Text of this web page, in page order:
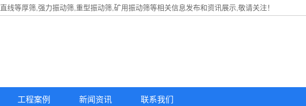
,直线等厚筛,强力振动筛,重型振动筛,矿用振动筛等相关信息发布和资讯展示,敬请关注！
工程案例 新闻资讯 联系我们